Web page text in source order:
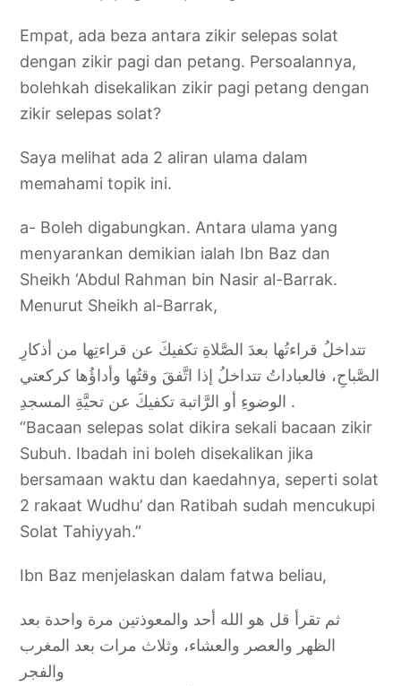
Empat, ada beza antara zikir selepas solat
dengan zikir pagi dan petang. Persoalannya,
bolehkah disekalikan zikir pagi petang dengan
zikir selepas solat?
Saya melihat ada 2 aliran ulama dalam
memahami topik ini.
a- Boleh digabungkan. Antara ulama yang
menyarankan demikian ialah Ibn Baz dan
Sheikh ‘Abdul Rahman bin Nasir al-Barrak.
Menurut Sheikh al-Barrak,
تتداخلُ قراءتُها بعدَ الصَّلاةِ تكفيكَ عن قراءتِها من أذكارِ
الصَّباحِ، فالعباداتُ تتداخلُ إذا اتَّفقَ وقتُها وأداؤُها كركعتي
الوضوءِ أو الرَّاتبة تكفيكَ عن تحيَّةِ المسجدِ .
“Bacaan selepas solat dikira sekali bacaan zikir
Subuh. Ibadah ini boleh disekalikan jika
bersamaan waktu dan kaedahnya, seperti solat
2 rakaat Wudhu’ dan Ratibah sudah mencukupi
Solat Tahiyyah.”
Ibn Baz menjelaskan dalam fatwa beliau,
ثم تقرأ قل هو الله أحد والمعوذتين مرة واحدة بعد
الظهر والعصر والعشاء، وثلاث مرات بعد المغرب
والفجر